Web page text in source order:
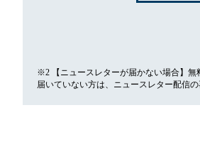
※2 【ニュースレターが届かない場合】無
届いていない方は、ニュースレター配信